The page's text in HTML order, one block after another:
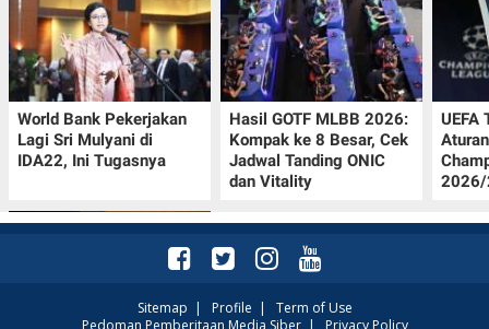
World Bank Pekerjakan
Lagi Sri Mulyani di
IDA22, Ini Tugasnya
Hasil GOTF MLBB 2026:
Kompak ke 8 Besar, Cek
Jadwal Tanding ONIC
dan Vitality
UEFA
2026/
Sitemap | Profile | Term of Use
Pedoman Pemberitaan Media Siber| Privacy Policy